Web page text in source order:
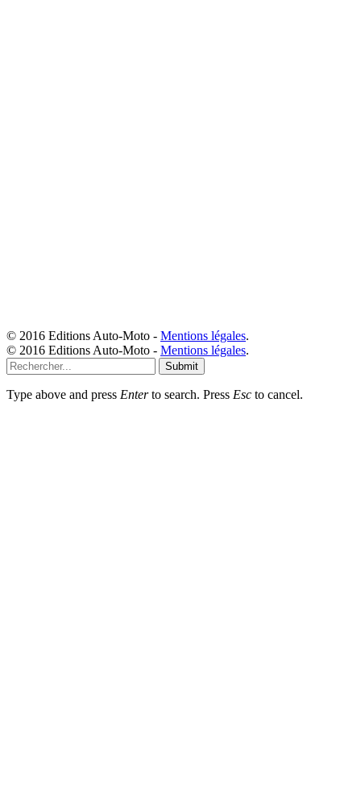
© 2016 Editions Auto-Moto - Mentions légales.
© 2016 Editions Auto-Moto - Mentions légales.
Submit
Type above and press Enterto search. Press Esc to cancel.